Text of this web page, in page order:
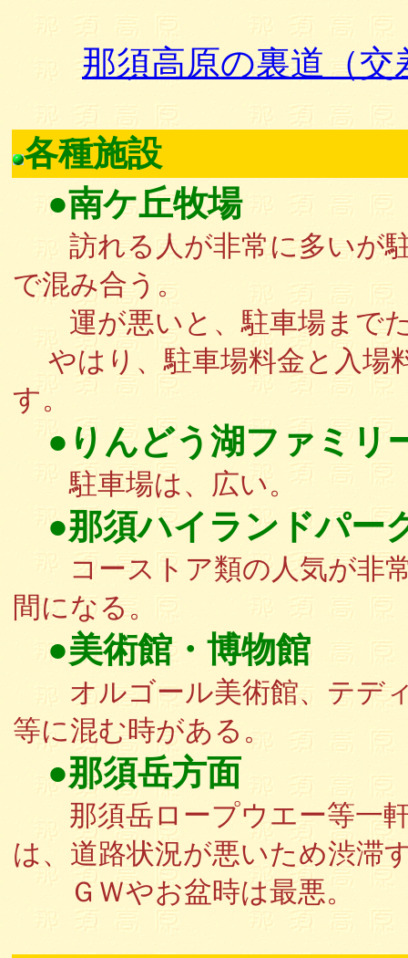
那須高原の裏道（交
各種施設
●南ケ丘牧場
訪れる人が非常に多いが駐
で混み合う。
運が悪いと、駐車場まで
やはり、駐車場料金と入場
す。
●りんどう湖ファミリ
駐車場は、広い。
●那須ハイランドパー
コーストア類の人気が非常
間になる。
●美術館・博物館
オルゴール美術館、テディ
等に混む時がある。
●那須岳方面
那須岳ロープウエー等一軒
は、道路状況が悪いため渋滞
ＧＷやお盆時は最悪。